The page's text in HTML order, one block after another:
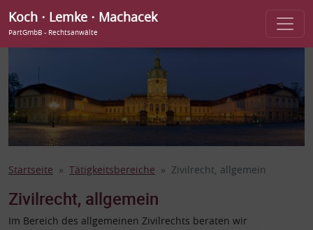
Koch ⋅ Lemke ⋅ Machacek
PartGmbB - Rechtsanwälte
Startseite Tätigkeitsbereiche Zivilrecht, allgemein
Zivilrecht, allgemein
Im Bereich des allgemeinen Zivilrechts beraten wir